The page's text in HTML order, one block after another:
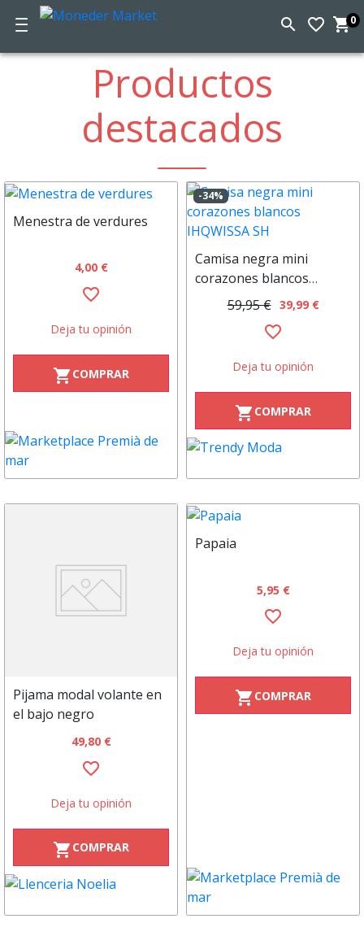
search favorite_border
la
0
shopping_cart
Moneder Productos
destacados
Menestra de verdures
4,00 €
favorite_border
Deja tu opinión
shopping_cart COMPRAR
Camisa negra mini
corazones blancos
IHQWISSA SH
-34%
59,95 € 39,99 €
favorite_border
Deja tu opinión
shopping_cart COMPRAR
Pijama modal volante en
el bajo negro
49,80 €
favorite_border
Deja tu opinión
shopping_cart COMPRAR
Papaia
5,95 €
favorite_border
Deja tu opinión
shopping_cart COMPRAR